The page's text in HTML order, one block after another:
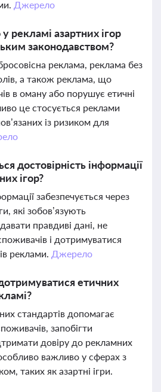
Джерело
рекламі азартних ігор
законодавством?
реклама, реклама без
а також реклама, що
в оману або порушує етичні
це стосується реклами
із ризиком для
достовірність інформації
ігор?
забезпечується через
які зобов’язують
правдиві дані, не
і дотримуватися
реклами. Джерело
етичних
стандартів допомагає
запобігти
довіру до рекламних
важливо у сферах з
таких як азартні ігри.